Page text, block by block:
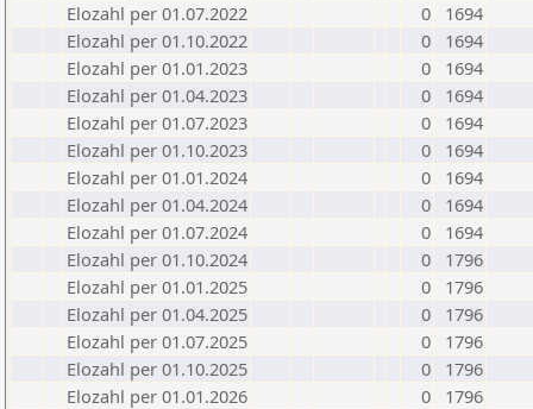
Elozahl per 01.07.2022
0
1694
Elozahl per 01.10.2022
0
1694
Elozahl per 01.01.2023
0
1694
Elozahl per 01.04.2023
0
1694
Elozahl per 01.07.2023
0
1694
Elozahl per 01.10.2023
0
1694
Elozahl per 01.01.2024
0
1694
Elozahl per 01.04.2024
0
1694
Elozahl per 01.07.2024
0
1694
Elozahl per 01.10.2024
0
1796
Elozahl per 01.01.2025
0
1796
Elozahl per 01.04.2025
0
1796
Elozahl per 01.07.2025
0
1796
Elozahl per 01.10.2025
0
1796
Elozahl per 01.01.2026
0
1796